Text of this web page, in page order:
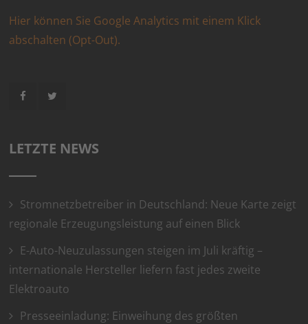
Hier können Sie Google Analytics mit einem Klick
abschalten (Opt-Out).
LETZTE NEWS
Stromnetzbetreiber in Deutschland: Neue Karte zeigt
regionale Erzeugungsleistung auf einen Blick
E-Auto-Neuzulassungen steigen im Juli kräftig –
internationale Hersteller liefern fast jedes zweite
Elektroauto
Presseeinladung: Einweihung des größten